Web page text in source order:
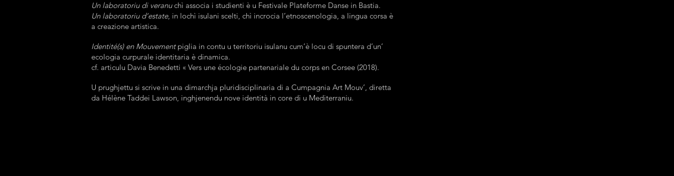
Un laboratoriu di veranuchì associa i studienti è u Festivale Plateforme Danse in Bastia.
Un laboratoriu d’estate, in lochì isulani scelti, chì incrocia l’etnoscenologia, a lingua corsa è
a creazione artistica.
Identité(s) en Mouvementpiglia in contu u territoriu isulanu cum’è locu di spuntera d’un’
ecologia curpurale identitaria è dinamica.
cf. articulu Davia Benedetti « Vers une écologie partenariale du corps en Corsee (2018).
U prughjettu si scrive in una dimarchja pluridisciplinaria di a Cumpagnia Art Mouv’, diretta
da Hélène Taddei Lawson, inghjenendu nove identità in core di u Mediterraniu.